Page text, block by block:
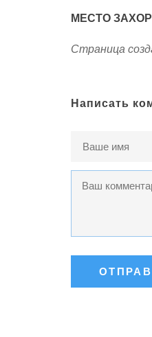
МЕСТО
Страница
Написать